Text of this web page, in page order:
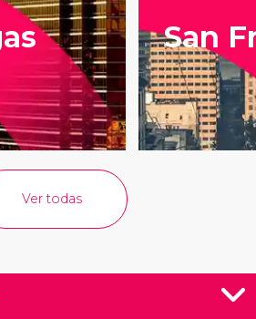
San
Ver todas